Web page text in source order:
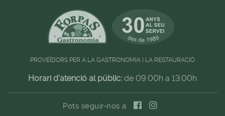
PROVEÏDORS PER A LA GASTRONOMIA I LA RESTAURACIÓ
Horari d'atenció al públic: de 09:00h a 13:00h
Pots seguir-nos a